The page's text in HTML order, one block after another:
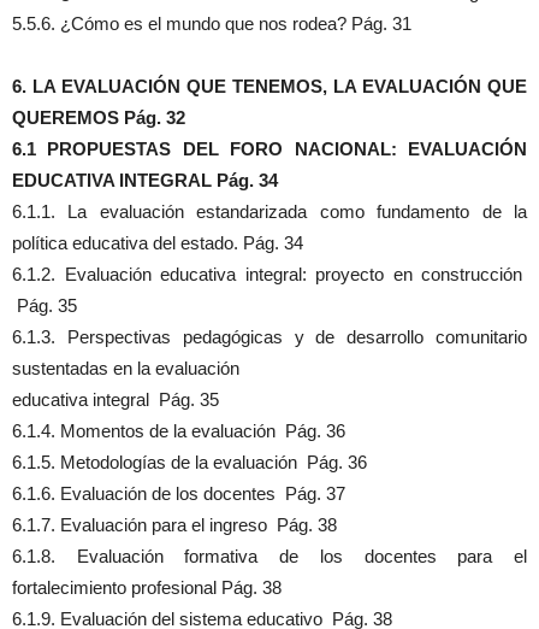
5.5.6. ¿Cómo es el mundo que nos rodea? Pág. 31
6. LA EVALUACIÓN QUE TENEMOS, LA EVALUACIÓN QUE
QUEREMOS Pág. 32
6.1 PROPUESTAS DEL FORO NACIONAL: EVALUACIÓN
EDUCATIVA INTEGRAL Pág. 34
6.1.1. La evaluación estandarizada como fundamento de la
política educativa del estado. Pág. 34
6.1.2. Evaluación educativa integral: proyecto en construcción
Pág. 35
6.1.3. Perspectivas pedagógicas y de desarrollo comunitario
sustentadas en la evaluación
educativa integral Pág. 35
6.1.4. Momentos de la evaluación Pág. 36
6.1.5. Metodologías de la evaluación Pág. 36
6.1.6. Evaluación de los docentes Pág. 37
6.1.7. Evaluación para el ingreso Pág. 38
6.1.8. Evaluación formativa de los docentes para el
fortalecimiento profesional Pág. 38
6.1.9. Evaluación del sistema educativo Pág. 38